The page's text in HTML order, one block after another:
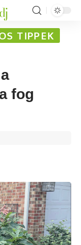
TIPPEK
fog